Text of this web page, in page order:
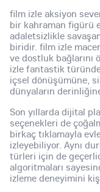
film izle aksiyon
bir kahraman figürü
adaletsizlikle
biridir. film izle
ve dostluk
izle fantastik
içsel dönüşümüne,
dünyaların
Son yıllarda dijital
seçenekleri de
birkaç tıklamayla
izleyebiliyor. Aynı
türleri için de
algoritmaları
izleme deneyimini